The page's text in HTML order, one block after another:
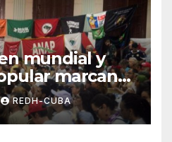
mundial y
marcan
Asamblea
ALBA
Cuba
REDH-CUBA